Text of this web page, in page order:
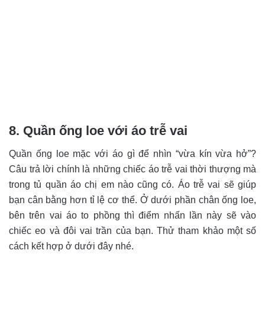
8. Quần ống loe với áo trễ vai
Quần ống loe mặc với áo gì để nhìn “vừa kín vừa hở”?
Câu trả lời chính là những chiếc áo trễ vai thời thượng mà
trong tủ quần áo chị em nào cũng có. Áo trễ vai sẽ giúp
bạn cân bằng hơn tỉ lệ cơ thể. Ở dưới phần chân ống loe,
bên trên vai áo to phồng thì điểm nhấn lần này sẽ vào
chiếc eo và đôi vai trần của bạn. Thử tham khảo một số
cách kết hợp ở dưới đây nhé.